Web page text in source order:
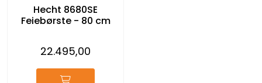
Hecht 8680SE
Feiebørste - 80 cm
22.495,00